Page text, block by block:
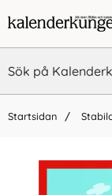
Startsidan
Vi